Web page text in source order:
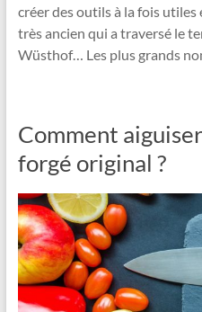
créer des outils à la fois
très ancien qui a traversé le
Wüsthof… Les plus grands
Comment
forgé original ?